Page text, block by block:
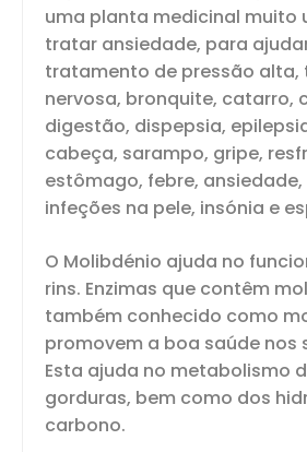
uma planta medicinal muito
tratar ansiedade, para
tratamento de pressão alta,
nervosa, bronquite, catarro,
digestão, dispepsia,
cabeça, sarampo, gripe,
estômago, febre, ansiedade,
infeções na pele, insónia e
O Molibdénio ajuda no
rins. Enzimas que contêm
também conhecido como
promovem a boa saúde nos
Esta ajuda no metabolismo
gorduras, bem como dos
carbono.